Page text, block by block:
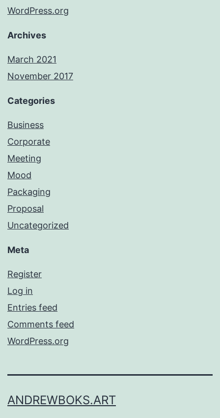
WordPress.org
Archives
March 2021
November 2017
Categories
Business
Corporate
Meeting
Mood
Packaging
Proposal
Uncategorized
Meta
Register
Log in
Entries feed
Comments feed
WordPress.org
ANDREWBOKS.ART